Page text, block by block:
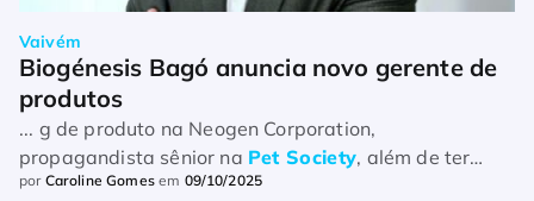
Vaivém
Biogénesis Bagó anuncia novo gerente de
produtos
... g de produto na Neogen Corporation,
propagandista sênior na Pet Society, além de ter
passado pela Vetnil como promotor de trade
por Caroline Gomesem 09/10/2025